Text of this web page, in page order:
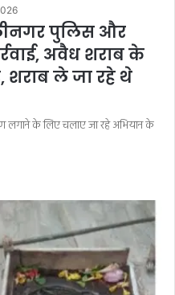
पुलिस और
अवैध शराब के
शराब ले जा रहे थे
लगाने के लिए चलाए जा रहे अभियान के